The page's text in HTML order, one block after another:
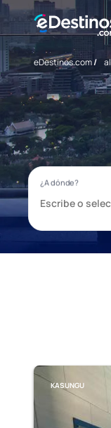
eDestinos.com/
KASUNGU